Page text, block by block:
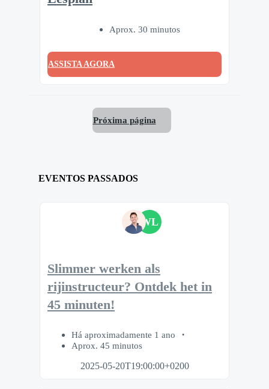
Aprox. 30 minutos
ASSISTA AGORA
Próxima página
EVENTOS PASSADOS
WL
Slimmer werken als
rijinstructeur? Ontdek het in
45 minuten!
Há aproximadamente 1 ano
Aprox. 45 minutos
2025-05-20T19:00:00+0200